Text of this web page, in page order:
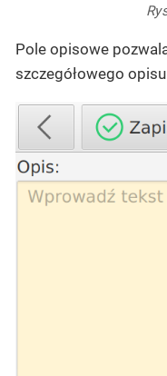
Pole opisowe
szczegółowego